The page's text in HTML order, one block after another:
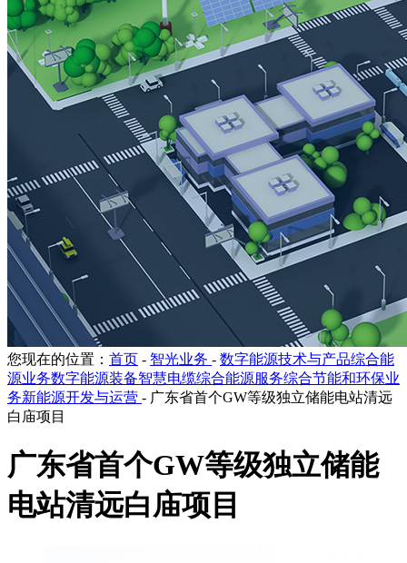
您现在的位置： 首页 - 智光业务 - 数字能源技术与产品综合能
源业务数字能源装备智慧电缆综合能源服务综合节能和环保业
务新能源开发与运营 - 广东省首个GW等级独立储能电站清远
白庙项目
广东省首个GW等级独立储能
电站清远白庙项目